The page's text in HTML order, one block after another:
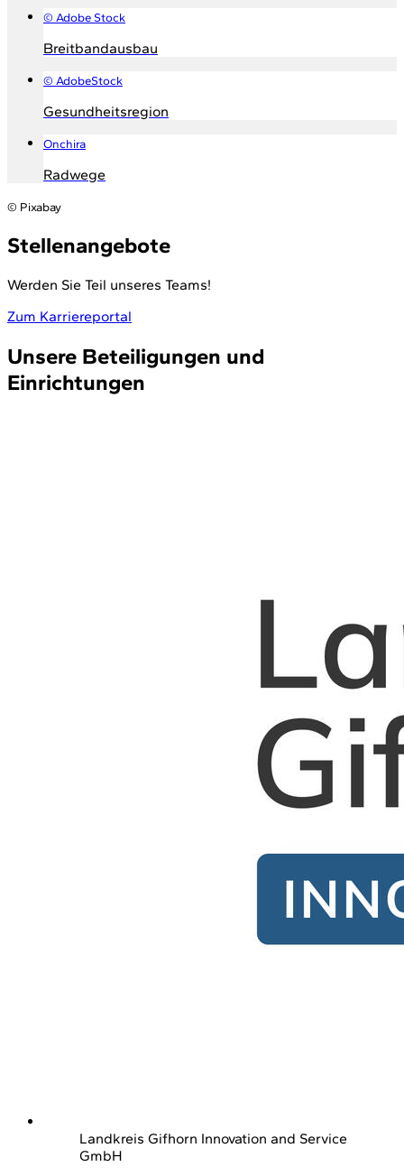
© Adobe Stock
Breitbandausbau
© AdobeStock
Gesundheitsregion
Onchira
Radwege
© Pixabay
Stellenangebote
Werden Sie Teil unseres Teams!
Zum Karriereportal
Unsere Beteiligungen und
Einrichtungen
Landkreis Gifhorn Innovation and Service
GmbH